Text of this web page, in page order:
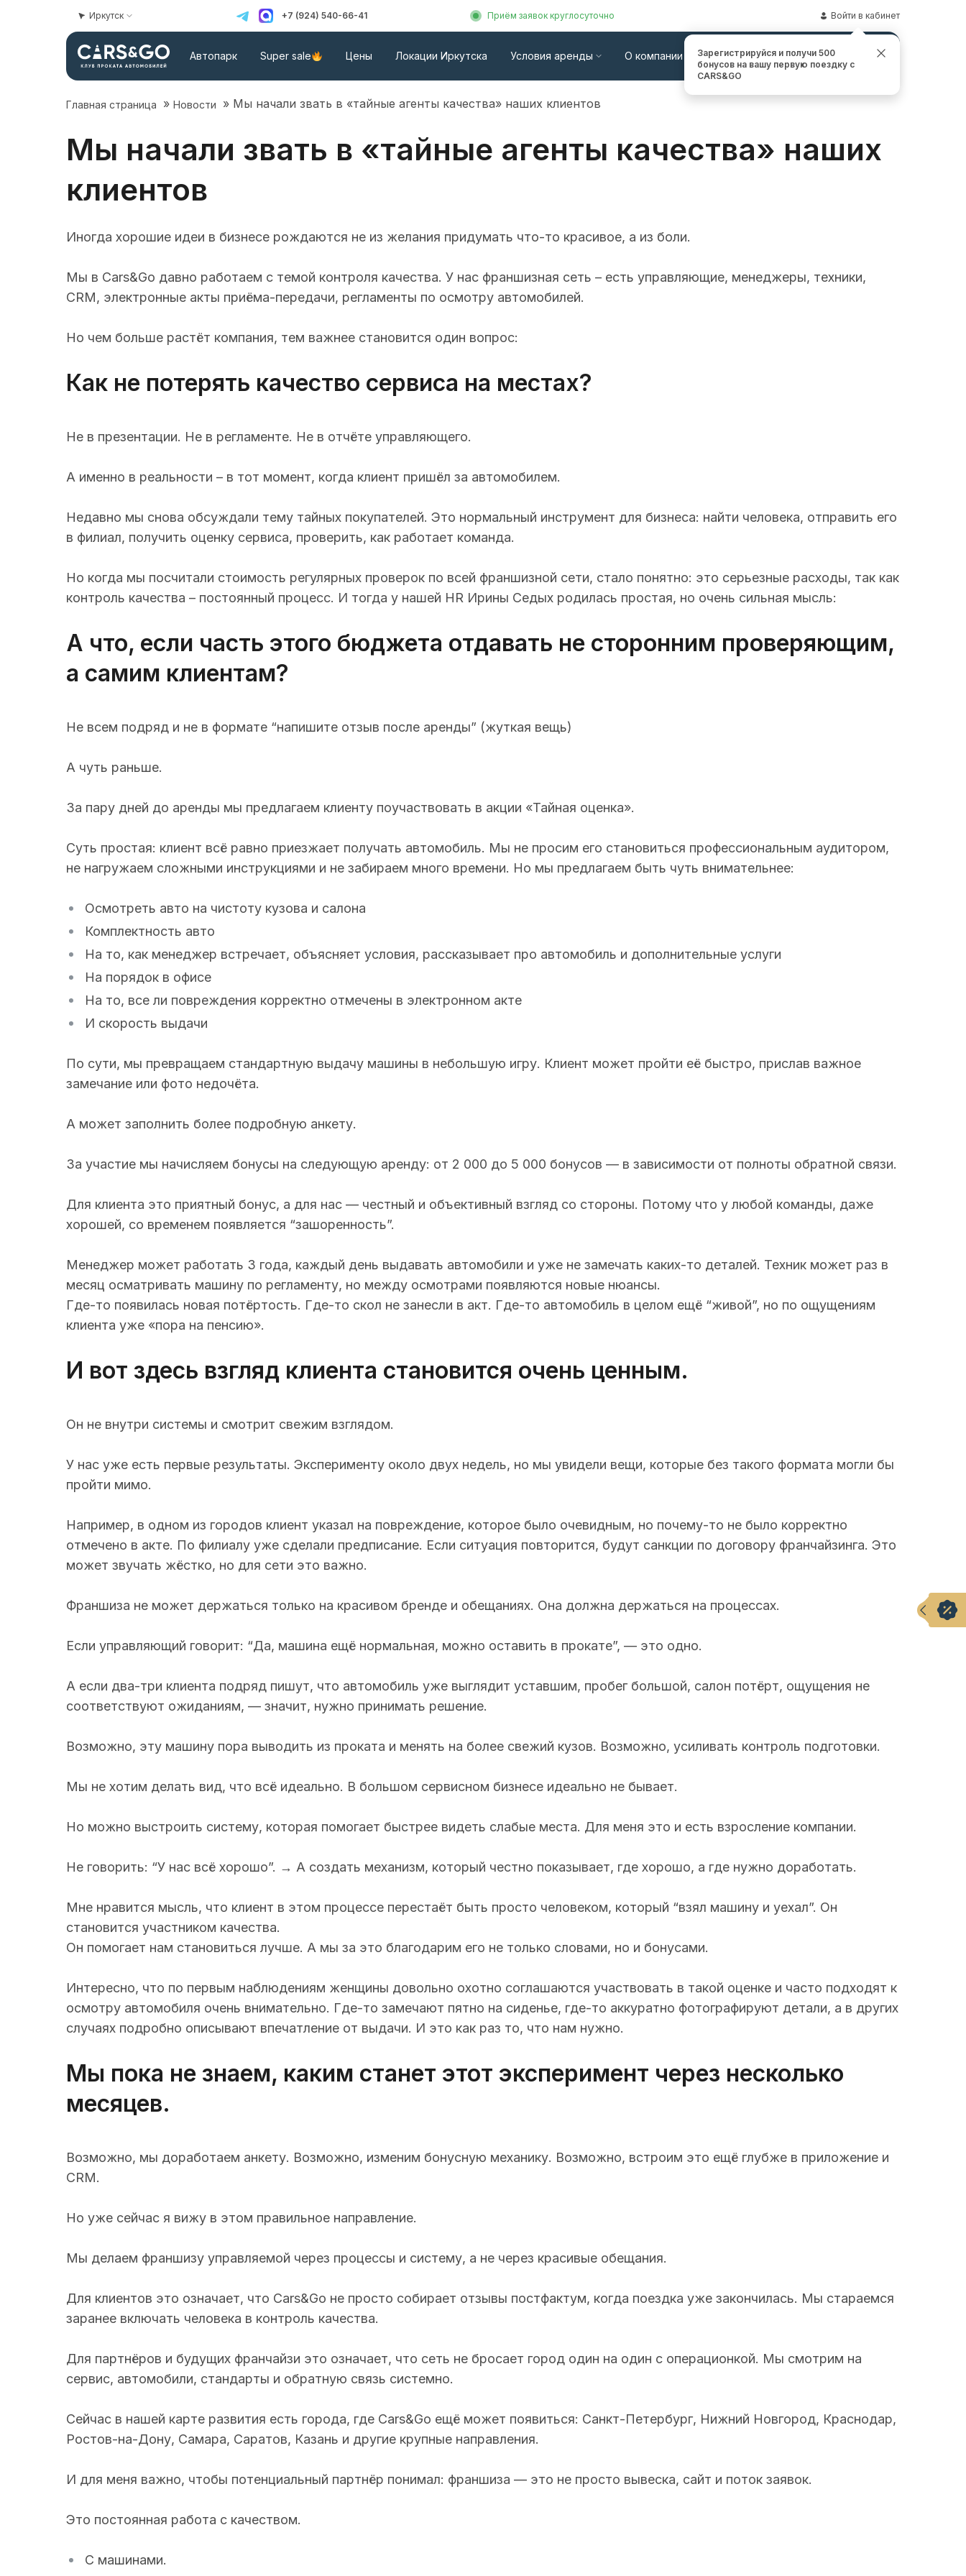
Иркутск +7 (924) 540-66-41 Приём заявок круглосуточно Войти в кабинет
Автопарк Super sale Цены Локации Иркутска Условия аренды О компании Контакты Заказать звонок
Главная страница » Новости » Мы начали звать в «тайные агенты качества» наших клиентов
Мы начали звать в «тайные агенты качества» наших
клиентов
Иногда хорошие идеи в бизнесе рождаются не из желания придумать что-то красивое, а из боли.
Мы в Cars&Go давно работаем с темой контроля качества. У нас франшизная сеть – есть управляющие, менеджеры, техники,
CRM, электронные акты приёма-передачи, регламенты по осмотру автомобилей.
Но чем больше растёт компания, тем важнее становится один вопрос:
Как не потерять качество сервиса на местах?
Не в презентации. Не в регламенте. Не в отчёте управляющего.
А именно в реальности – в тот момент, когда клиент пришёл за автомобилем.
Недавно мы снова обсуждали тему тайных покупателей. Это нормальный инструмент для бизнеса: найти человека, отправить его
в филиал, получить оценку сервиса, проверить, как работает команда.
Но когда мы посчитали стоимость регулярных проверок по всей франшизной сети, стало понятно: это серьезные расходы, так как
контроль качества – постоянный процесс. И тогда у нашей HR Ирины Седых родилась простая, но очень сильная мысль:
А что, если часть этого бюджета отдавать не сторонним проверяющим,
а самим клиентам?
Не всем подряд и не в формате “напишите отзыв после аренды” (жуткая вещь)
А чуть раньше.
За пару дней до аренды мы предлагаем клиенту поучаствовать в акции «Тайная оценка».
Суть простая: клиент всё равно приезжает получать автомобиль. Мы не просим его становиться профессиональным аудитором,
не нагружаем сложными инструкциями и не забираем много времени. Но мы предлагаем быть чуть внимательнее:
Осмотреть авто на чистоту кузова и салона
Комплектность авто
На то, как менеджер встречает, объясняет условия, рассказывает про автомобиль и дополнительные услуги
На порядок в офисе
На то, все ли повреждения корректно отмечены в электронном акте
И скорость выдачи
По сути, мы превращаем стандартную выдачу машины в небольшую игру. Клиент может пройти её быстро, прислав важное
замечание или фото недочёта.
А может заполнить более подробную анкету.
За участие мы начисляем бонусы на следующую аренду: от 2 000 до 5 000 бонусов — в зависимости от полноты обратной связи.
Для клиента это приятный бонус, а для нас — честный и объективный взгляд со стороны. Потому что у любой команды, даже
хорошей, со временем появляется “зашоренность”.
Менеджер может работать 3 года, каждый день выдавать автомобили и уже не замечать каких-то деталей. Техник может раз в
месяц осматривать машину по регламенту, но между осмотрами появляются новые нюансы.
Где-то появилась новая потёртость. Где-то скол не занесли в акт. Где-то автомобиль в целом ещё “живой”, но по ощущениям
клиента уже «пора на пенсию».
И вот здесь взгляд клиента становится очень ценным.
Он не внутри системы и смотрит свежим взглядом.
У нас уже есть первые результаты. Эксперименту около двух недель, но мы увидели вещи, которые без такого формата могли бы
пройти мимо.
Например, в одном из городов клиент указал на повреждение, которое было очевидным, но почему-то не было корректно
отмечено в акте. По филиалу уже сделали предписание. Если ситуация повторится, будут санкции по договору франчайзинга. Это
может звучать жёстко, но для сети это важно.
Франшиза не может держаться только на красивом бренде и обещаниях. Она должна держаться на процессах.
Если управляющий говорит: “Да, машина ещё нормальная, можно оставить в прокате”, — это одно.
А если два-три клиента подряд пишут, что автомобиль уже выглядит уставшим, пробег большой, салон потёрт, ощущения не
соответствуют ожиданиям, — значит, нужно принимать решение.
Возможно, эту машину пора выводить из проката и менять на более свежий кузов. Возможно, усиливать контроль подготовки.
Мы не хотим делать вид, что всё идеально. В большом сервисном бизнесе идеально не бывает.
Но можно выстроить систему, которая помогает быстрее видеть слабые места. Для меня это и есть взросление компании.
Не говорить: “У нас всё хорошо”. → А создать механизм, который честно показывает, где хорошо, а где нужно доработать.
Мне нравится мысль, что клиент в этом процессе перестаёт быть просто человеком, который “взял машину и уехал”. Он
становится участником качества.
Он помогает нам становиться лучше. А мы за это благодарим его не только словами, но и бонусами.
Интересно, что по первым наблюдениям женщины довольно охотно соглашаются участвовать в такой оценке и часто подходят к
осмотру автомобиля очень внимательно. Где-то замечают пятно на сиденье, где-то аккуратно фотографируют детали, а в других
случаях подробно описывают впечатление от выдачи. И это как раз то, что нам нужно.
Мы пока не знаем, каким станет этот эксперимент через несколько
месяцев.
Возможно, мы доработаем анкету. Возможно, изменим бонусную механику. Возможно, встроим это ещё глубже в приложение и
CRM.
Но уже сейчас я вижу в этом правильное направление.
Мы делаем франшизу управляемой через процессы и систему, а не через красивые обещания.
Для клиентов это означает, что Cars&Go не просто собирает отзывы постфактум, когда поездка уже закончилась. Мы стараемся
заранее включать человека в контроль качества.
Для партнёров и будущих франчайзи это означает, что сеть не бросает город один на один с операционкой. Мы смотрим на
сервис, автомобили, стандарты и обратную связь системно.
Сейчас в нашей карте развития есть города, где Cars&Go ещё может появиться: Санкт-Петербург, Нижний Новгород, Краснодар,
Ростов-на-Дону, Самара, Саратов, Казань и другие крупные направления.
И для меня важно, чтобы потенциальный партнёр понимал: франшиза — это не просто вывеска, сайт и поток заявок.
Это постоянная работа с качеством.
С машинами.
Зарегистрируйся и получи 500
бонусов на вашу первую поездку с
CARS&GO